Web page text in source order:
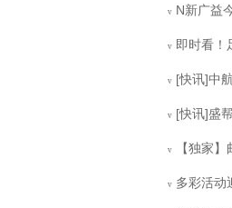
v N新广益
v 即时看！
v [快讯]中
v [快讯]盛
v 【独家
v 多彩活动